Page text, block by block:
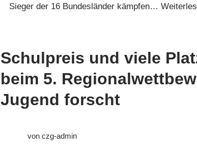
Sieger der 16 Bundesländer kämpfen…
Schulpreis und viele
beim 5.
Jugend forscht
von czg-admin